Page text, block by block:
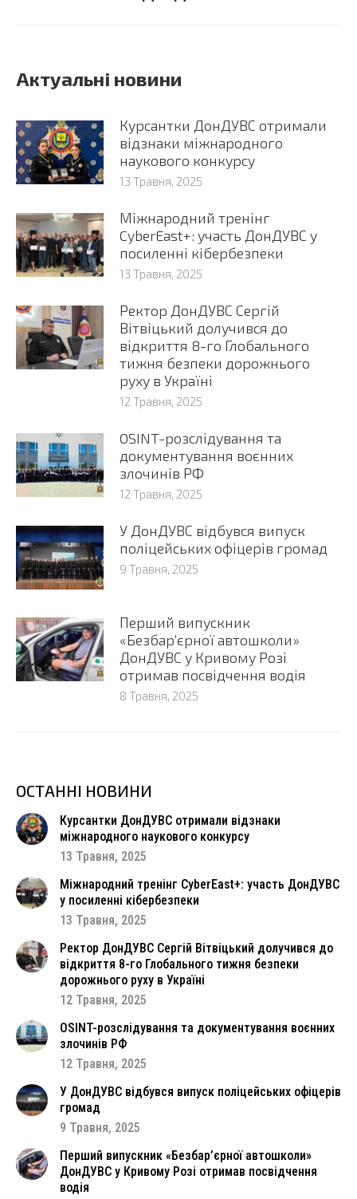
Актуальні новини
Курсантки ДонДУВС отримали
відзнаки міжнародного
наукового конкурсу
13 Травня, 2025
Міжнародний тренінг
CyberEast+: участь ДонДУВС у
посиленні кібербезпеки
13 Травня, 2025
Ректор ДонДУВС Сергій
Вітвіцький долучився до
відкриття 8-го Глобального
тижня безпеки дорожнього
руху в Україні
12 Травня, 2025
OSINT-розслідування та
документування воєнних
злочинів РФ
12 Травня, 2025
У ДонДУВС відбувся випуск
поліцейських офіцерів громад
9 Травня, 2025
Перший випускник
«Безбар’єрної автошколи»
ДонДУВС у Кривому Розі
отримав посвідчення водія
8 Травня, 2025
ОСТАННІ НОВИНИ
Курсантки ДонДУВС отримали відзнаки
міжнародного наукового конкурсу
13 Травня, 2025
Міжнародний тренінг CyberEast+: участь ДонДУВС
у посиленні кібербезпеки
13 Травня, 2025
Ректор ДонДУВС Сергій Вітвіцький долучився до
відкриття 8-го Глобального тижня безпеки
дорожнього руху в Україні
12 Травня, 2025
OSINT-розслідування та документування воєнних
злочинів РФ
12 Травня, 2025
У ДонДУВС відбувся випуск поліцейських офіцерів
громад
9 Травня, 2025
Перший випускник «Безбар’єрної автошколи»
ДонДУВС у Кривому Розі отримав посвідчення
водія